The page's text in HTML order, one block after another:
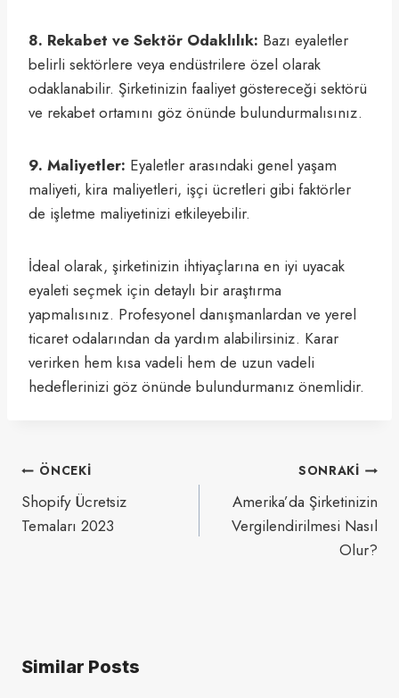
8. Rekabet ve Sektör Odaklılık: Bazı eyaletler
belirli sektörlere veya endüstrilere özel olarak
odaklanabilir. Şirketinizin faaliyet göstereceği sektörü
ve rekabet ortamını göz önünde bulundurmalısınız.
9. Maliyetler: Eyaletler arasındaki genel yaşam
maliyeti, kira maliyetleri, işçi ücretleri gibi faktörler
de işletme maliyetinizi etkileyebilir.
İdeal olarak, şirketinizin ihtiyaçlarına en iyi uyacak
eyaleti seçmek için detaylı bir araştırma
yapmalısınız. Profesyonel danışmanlardan ve yerel
ticaret odalarından da yardım alabilirsiniz. Karar
verirken hem kısa vadeli hem de uzun vadeli
hedeflerinizi göz önünde bulundurmanız önemlidir.
Yazı
gezinmesi
ÖNCEKI
Shopify Ücretsiz
Temaları 2023
SONRAKI
Amerika’da Şirketinizin
Vergilendirilmesi Nasıl
Olur?
Similar Posts